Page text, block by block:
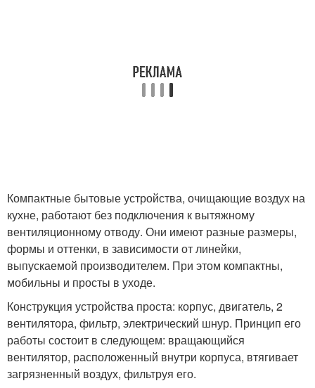
Компактные бытовые устройства, очищающие воздух на
кухне, работают без подключения к вытяжному
вентиляционному отводу. Они имеют разные размеры,
формы и оттенки, в зависимости от линейки,
выпускаемой производителем. При этом компактны,
мобильны и просты в уходе.
Конструкция устройства проста: корпус, двигатель, 2
вентилятора, фильтр, электрический шнур. Принцип его
работы состоит в следующем: вращающийся
вентилятор, расположенный внутри корпуса, втягивает
загрязненный воздух, фильтруя его.